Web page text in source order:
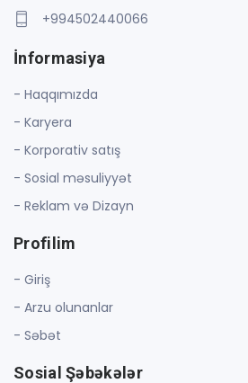
+994502440066
İnformasiya
- Haqqımızda
- Karyera
- Korporativ satış
- Sosial məsuliyyət
- Reklam və Dizayn
Profilim
- Giriş
- Arzu olunanlar
- Səbət
Sosial Şəbəkələr